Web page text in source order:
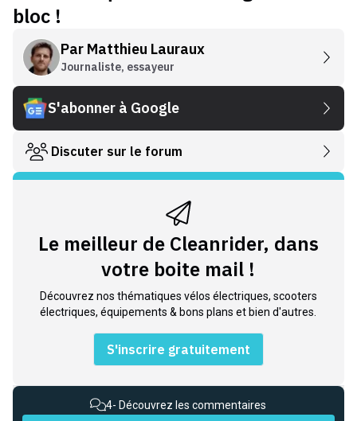
bloc !
Par Matthieu Lauraux
Journaliste, essayeur
S'abonner à Google
Discuter sur le forum
Le meilleur de Cleanrider, dans
votre boite mail !
Découvrez nos thématiques vélos électriques, scooters
électriques, équipements & bons plans et bien d'autres.
S'inscrire gratuitement
4- Découvrez les commentaires